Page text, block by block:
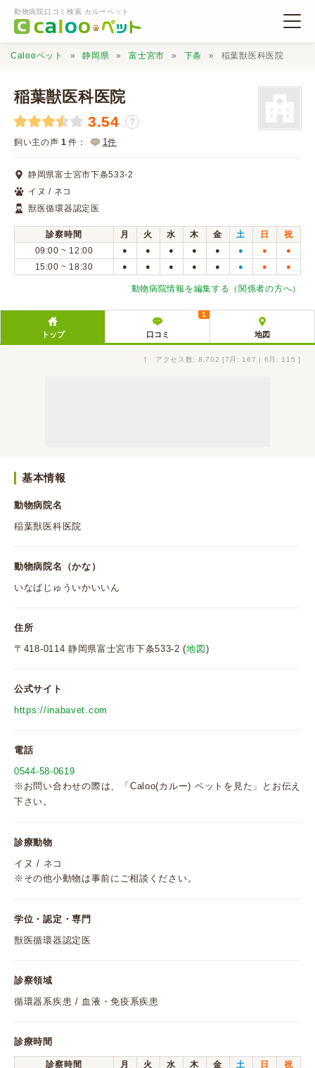
動物病院口コミ検索 カルーペット
動物病院検索
口コミ検索
Calooペットとは？
口コミ投稿
Calooペット 静岡県 富士宮市 下条 稲葉獣医科医院
稲葉獣医科医院
3.54 ？
飼い主の声 1 件： 1件
静岡県富士宮市下条533-2
イヌ / ネコ
獣医循環器認定医
診察時間 月 火 水 木 金 土 日
祝
09:00 ~ 12:00
● ● ● ● ● ● ● ●
15:00 ~ 18:30 ● ● ● ● ● ● ● ●
動物病院情報を編集する（関係者の方へ）
トップ 口コミ
1
地図
↑ アクセス数: 8,702 [7月: 167 | 6月: 115 ]
基本情報
動物病院名
稲葉獣医科医院
動物病院名（かな）
いなばじゅういかいいん
住所
〒418-0114 静岡県富士宮市下条533-2 (地図 )
公式サイト
https://inabavet.com
電話
0544-58-0619
※お問い合わせの際は、「Caloo(カルー) ペットを見た」とお伝え
下さい。
診療動物
イヌ / ネコ
※その他小動物は事前にご相談ください。
学位・認定・専門
獣医循環器認定医
診察領域
循環器系疾患 / 血液・免疫系疾患
診療時間
診察時間 月 火 水 木 金 土 日
祝